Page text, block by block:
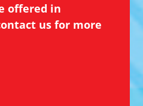
offered in
us for more